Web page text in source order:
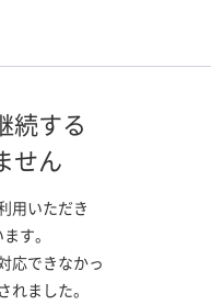
続する
せん
用いただき
す。
応できなかっ
れました。